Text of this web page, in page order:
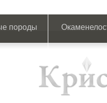
породы